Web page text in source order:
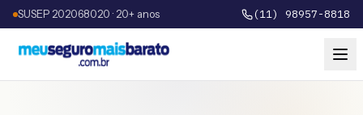
SUSEP 202068020 · 20+ anos (11) 98957-8818